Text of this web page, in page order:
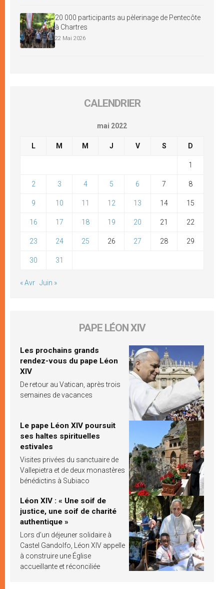
20 000 participants au pèlerinage de Pentecôte
à Chartres
22 Mai 2026
CALENDRIER
mai 2022
L M M J V S D
1
2 3 4 5 6 7 8
9 10 11 12 13 14 15
16 17 18 19 20 21 22
23 24 25 26 27 28 29
30 31
« Avr Juin »
PAPE LÉON XIV
Les prochains grands
rendez-vous du pape Léon
XIV
De retour au Vatican, après trois
semaines de vacances
Le pape Léon XIV poursuit
ses haltes spirituelles
estivales
Visites privées du sanctuaire de
Vallepietra et de deux monastères
bénédictins à Subiaco
Léon XIV : « Une soif de
justice, une soif de charité
authentique »
Lors d’un déjeuner solidaire à
Castel Gandolfo, Léon XIV appelle
à construire une Église
accueillante et réconciliée